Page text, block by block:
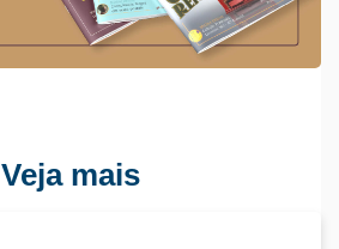
Veja mais